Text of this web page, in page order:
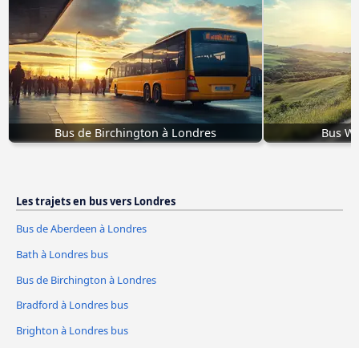
Bus de Birchington à Londres Bus
Les trajets en bus vers Londres
Bus de Aberdeen à Londres
Bath à Londres bus
Bus de Birchington à Londres
Bradford à Londres bus
Brighton à Londres bus